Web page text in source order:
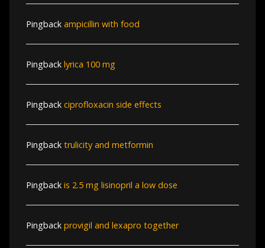
Pingback ampicillin with food
Pingback lyrica 100 mg
Pingback ciprofloxacin side effects
Pingback trulicity and metformin
Pingback is 2.5 mg lisinopril a low dose
Pingback provigil and lexapro together